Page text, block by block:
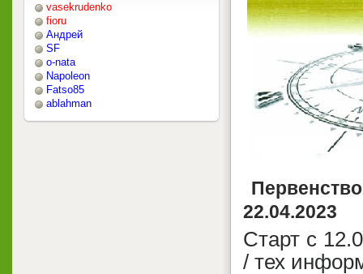
22.04.2023
Старт с
/ тех
vasekrudenko
fioru
Андрей
SF
o-nata
Napoleon
Fatso85
ablahman